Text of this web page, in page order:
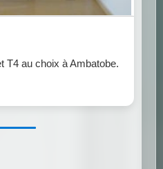
T4 au choix à Ambatobe.